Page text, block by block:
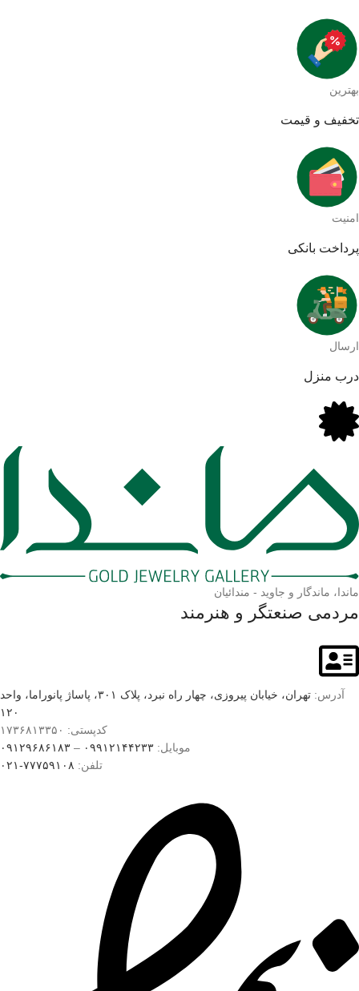
بهترین
تخفیف و قیمت
امنیت
پرداخت بانکی
ارسال
درب منزل
ماندا، ماندگار و جاوید - مندائیان
مردمی صنعتگر و هنرمند
آدرس:
تهران، خیابان پیروزی، چهار راه نبرد، پلاک ۳۰۱، پاساژ پانوراما، واحد
۱۲۰
کدپستی: ۱۷۳۶۸۱۳۳۵۰
موبایل: ۰۹۹۱۲۱۴۴۲۳۳ – ۰۹۱۲۹۶۸۶۱۸۳
تلفن: ۷۷۷۵۹۱۰۸-۰۲۱